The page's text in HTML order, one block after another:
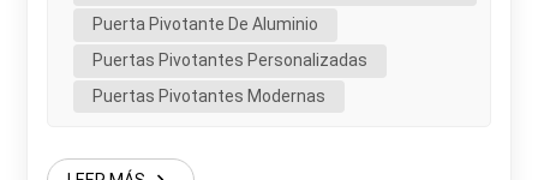
parte superior e inferior, que le permite girar
puerta pivotante se abre con un movimiento fluido,
innovadora. Este diseño permite la creación de puertas
Puerta Pivotante De Aluminio
Puertas Pivotantes Personalizadas
Puertas Pivotantes Modernas